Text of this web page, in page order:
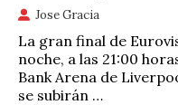
Jose Gracia
La gran final de
noche, a las 21:00
Bank Arena de
se subirán …